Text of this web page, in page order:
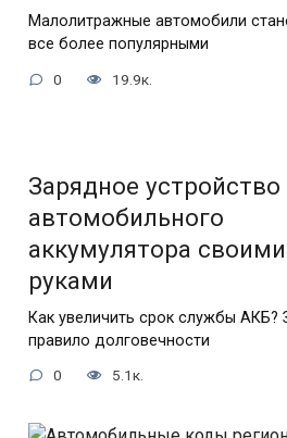
Малолитражные автомобили
все более популярными
0 19.9к.
Зарядное устройство
автомобильного
аккумулятора своими
руками
Как увеличить срок службы АКБ?
правило долговечности
0 5.1к.